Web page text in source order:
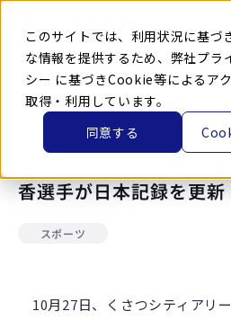
このサイトでは、利用状況に基づ
な情報を提供するため、弊社プラ
シー に基づきCookie等によるア
取得・利用しています。
同意する
本
HOME ニュース お知らせ
女子バレーボール部
香選手が日本記録を更新
スポーツ
10月27日、くさつシティアリ